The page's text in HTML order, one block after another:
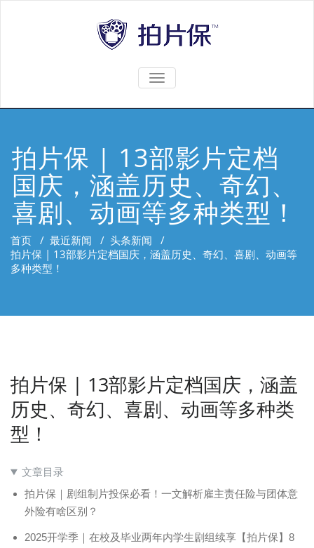
TOGGLE
拍片保 | 13部影片定档
国庆，涵盖历史、奇幻、
喜剧、动画等多种类型！
首页 / 最近新闻 / 头条新闻 /
拍片保 | 13部影片定档国庆，涵盖历史、奇幻、喜剧、动画等
多种类型！
拍片保 | 13部影片定档国庆，涵盖
历史、奇幻、喜剧、动画等多种类
型！
文章目录
拍片保｜剧组制片投保必看！一文解析雇主责任险与团体意
外险有啥区别？
2025开学季｜在校及毕业两年内学生剧组续享【拍片保】8